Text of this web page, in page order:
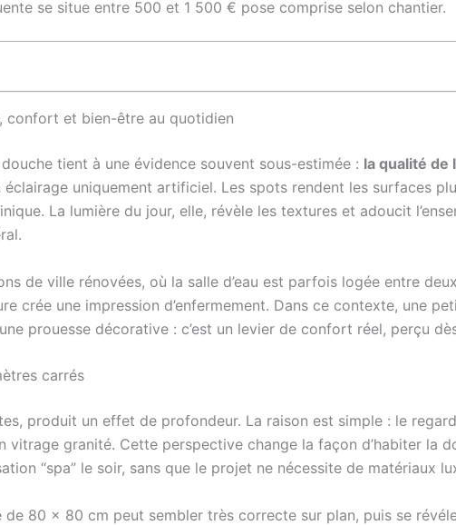
se situe entre 500 et 1 500 € pose comprise selon chantier.
confort et bien-être au quotidien
tient à une évidence souvent sous-estimée : la qualité de
uniquement artificiel. Les spots rendent les surfaces
La lumière du jour, elle, révèle les textures et adoucit
de ville rénovées, où la salle d’eau est parfois logée entre
crée une impression d’enfermement. Dans ce contexte, une
prouesse décorative : c’est un levier de confort réel, perçu
carrés
produit un effet de profondeur. La raison est simple : le
vitrage granité. Cette perspective change la façon d’habiter la
“spa” le soir, sans que le projet ne nécessite de matériaux
80 x 80 cm peut sembler très correcte sur plan, puis se